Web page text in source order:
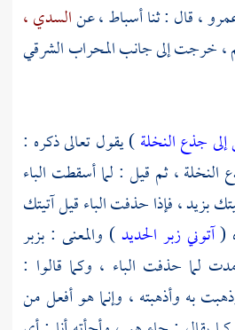
،قال : ثناأسباط ،عنالسدي ،
، خرجت إلى جانب المحراب الشرقي
جذع النخلة) يقول تعالى ذكره :
النخلة ، ثم قيل : لما أسقطت الباء
بزيد ، فإذا حذفت الباء قيل آتيتك
(آتوني زبر الحديد) والمعنى : بزبر
لما حذفت الباء ، وكما قالوا :
به وأذهبته ، وإنما هو أفعل من